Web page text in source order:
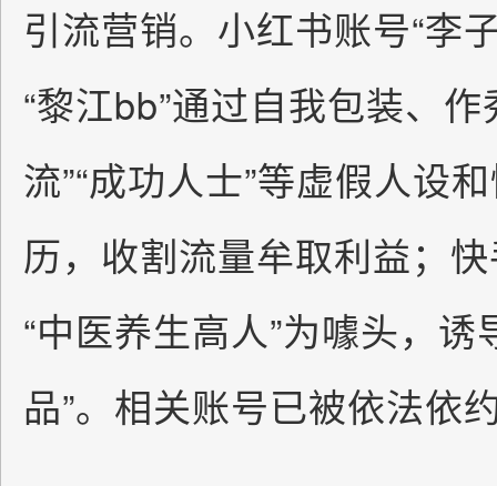
引流营销。小红书账号“李
“黎江bb”通过自我包装、
流”“成功人士”等虚假人设
历，收割流量牟取利益；
“中医养生高人”为噱头，
品”。相关账号已被依法依